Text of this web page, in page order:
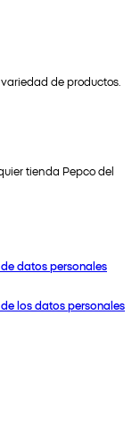
de productos.
tienda Pepco del
datos personales
los datos personales